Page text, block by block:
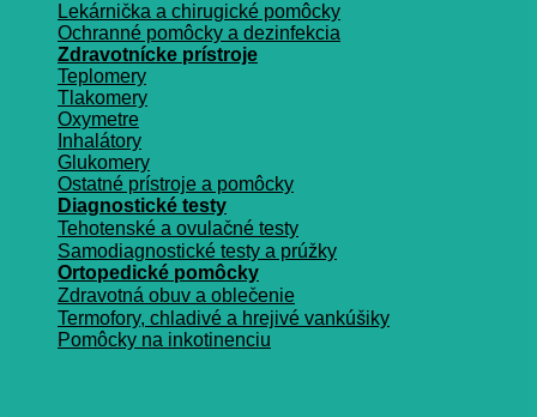
Lekárnička a chirugické pomôcky
Ochranné pomôcky a dezinfekcia
Zdravotnícke prístroje
Teplomery
Tlakomery
Oxymetre
Inhalátory
Glukomery
Ostatné prístroje a pomôcky
Diagnostické testy
Tehotenské a ovulačné testy
Samodiagnostické testy a prúžky
Ortopedické pomôcky
Zdravotná obuv a oblečenie
Termofory, chladivé a hrejivé vankúšiky
Pomôcky na inkotinenciu